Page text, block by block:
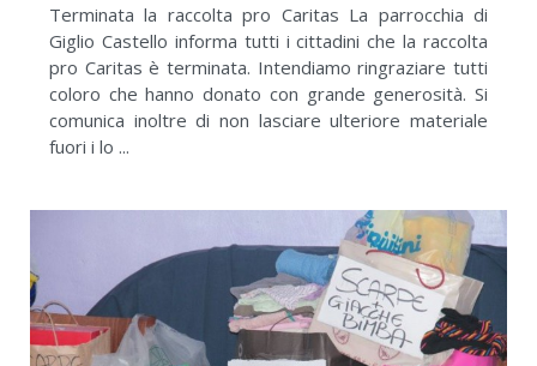
Terminata la raccolta pro Caritas La parrocchia di
Giglio Castello informa tutti i cittadini che la raccolta
pro Caritas è terminata. Intendiamo ringraziare tutti
coloro che hanno donato con grande generosità. Si
comunica inoltre di non lasciare ulteriore materiale
fuori i lo ...